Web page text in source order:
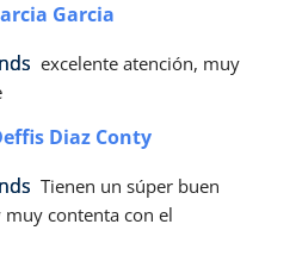
Garcia
excelente atención, muy
Diaz Conty
Tienen un súper buen
muy contenta con el